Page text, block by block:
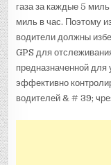
газа за каждые 5
миль в час. Поэтому
водители должны
GPS для
предназначенной
эффективно
водителей & # 39;